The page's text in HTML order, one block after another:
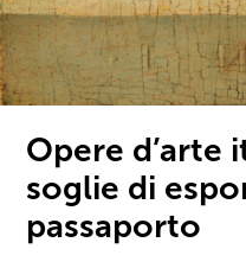
Opere d’arte
soglie di
passaporto